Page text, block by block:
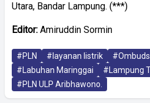
Utara, Bandar Lampung. (***)
Editor: Amiruddin Sormin
#PLN #layanan listrik
#Labuhan Maringgai
#Lampung
#PLN ULP Aribhawono.